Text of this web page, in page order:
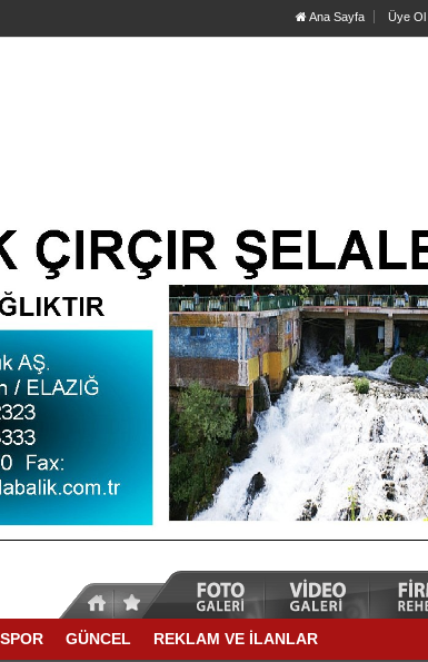
Ana Sayfa Üye Ol
SPOR GÜNCEL REKLAM VE İLANLAR